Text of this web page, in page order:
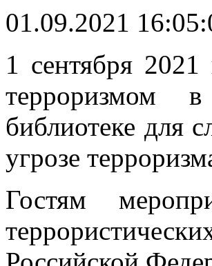
01.09.2021
1 сентября
терроризмом
библиотеке для
угрозе
Гостям